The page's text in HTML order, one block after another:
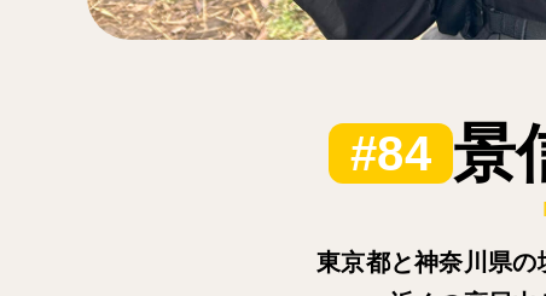
#84 景
東京都と神奈川県の